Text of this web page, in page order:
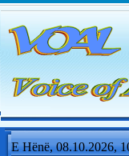
E Hënë, 08.10.2026,